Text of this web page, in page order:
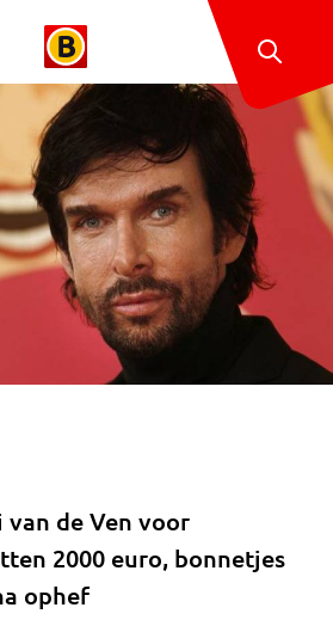
de Ven voor
2000 euro, bonnetjes
ophef